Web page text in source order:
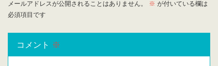
メールアドレスが公開されることはありません。 ※ が付いている欄は
必須項目です
コメント ※